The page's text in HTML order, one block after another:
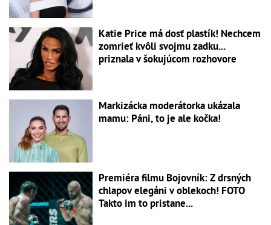
Katie Price má dosť plastík! Nechcem
zomrieť kvôli svojmu zadku...
priznala v šokujúcom rozhovore
Markizácka moderátorka ukázala
mamu: Páni, to je ale kočka!
Premiéra filmu Bojovník: Z drsných
chlapov elegáni v oblekoch! FOTO
Takto im to pristane...